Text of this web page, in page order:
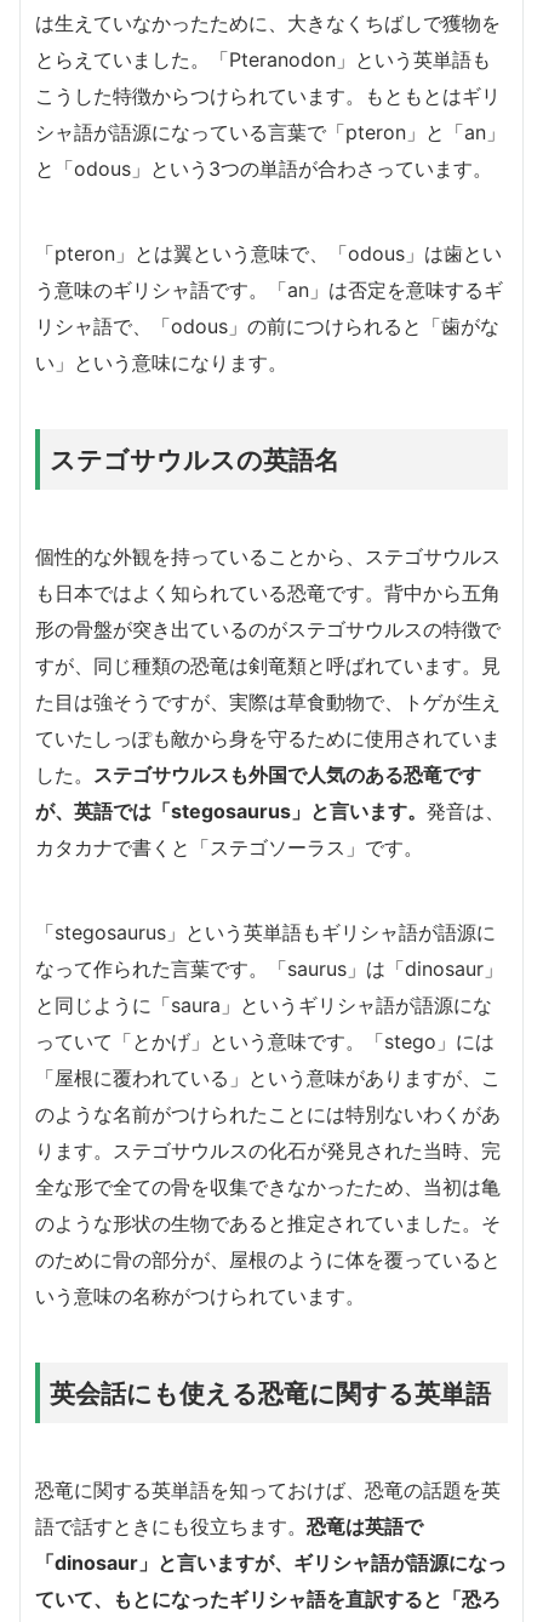
は生えていなかったために、大きなくちばしで獲物を
とらえていました。「Pteranodon」という英単語も
こうした特徴からつけられています。もともとはギリ
シャ語が語源になっている言葉で「pteron」と「an」
と「odous」という3つの単語が合わさっています。
「pteron」とは翼という意味で、「odous」は歯とい
う意味のギリシャ語です。「an」は否定を意味するギ
リシャ語で、「odous」の前につけられると「歯がな
い」という意味になります。
ステゴサウルスの英語名
個性的な外観を持っていることから、ステゴサウルス
も日本ではよく知られている恐竜です。背中から五角
形の骨盤が突き出ているのがステゴサウルスの特徴で
すが、同じ種類の恐竜は剣竜類と呼ばれています。見
た目は強そうですが、実際は草食動物で、トゲが生え
ていたしっぽも敵から身を守るために使用されていま
した。 ステゴサウルスも外国で人気のある恐竜です
が、英語では「stegosaurus」と言います。 発音は、
カタカナで書くと「ステゴソーラス」です。
「stegosaurus」という英単語もギリシャ語が語源に
なって作られた言葉です。「saurus」は「dinosaur」
と同じように「saura」というギリシャ語が語源にな
っていて「とかげ」という意味です。「stego」には
「屋根に覆われている」という意味がありますが、こ
のような名前がつけられたことには特別ないわくがあ
ります。ステゴサウルスの化石が発見された当時、完
全な形で全ての骨を収集できなかったため、当初は亀
のような形状の生物であると推定されていました。そ
のために骨の部分が、屋根のように体を覆っていると
いう意味の名称がつけられています。
英会話にも使える恐竜に関する英単語
恐竜に関する英単語を知っておけば、恐竜の話題を英
語で話すときにも役立ちます。 恐竜は英語で
「dinosaur」と言いますが、ギリシャ語が語源になっ
ていて、もとになったギリシャ語を直訳すると「恐ろ